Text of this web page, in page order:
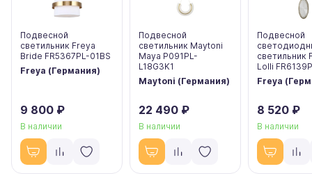
Подвесной
светильник Freya
Bride FR5367PL-01BS
Freya (Германия)
9 800 ₽
В наличии
Подвесной
светильник Maytoni
Maya P091PL-
L18G3K1
Maytoni (Германия)
22 490 ₽
В наличии
Подвесной
светильник
Lolli
Freya
8 520 ₽
В наличии